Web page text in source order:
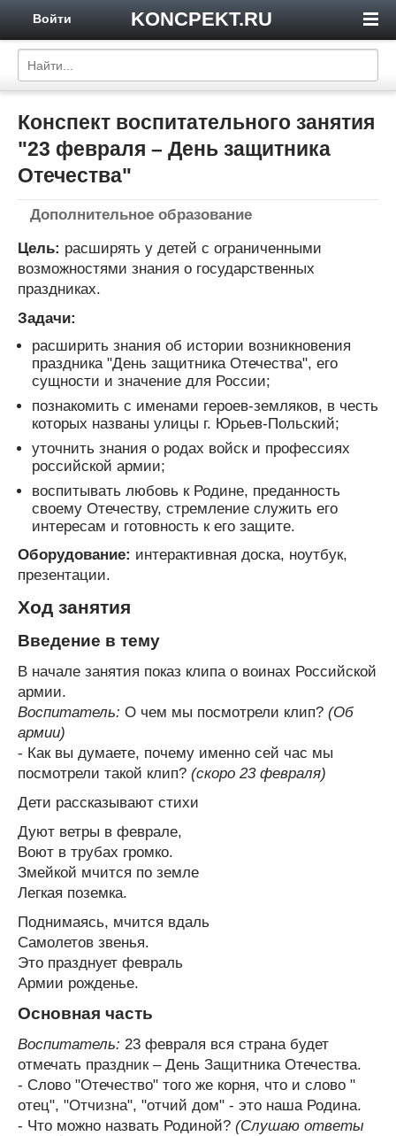
KONCPEKT.RU
Войти
Конспект воспитательного занятия
"23 февраля – День защитника
Отечества"
Дополнительное образование
Цель: расширять у детей с ограниченными
возможностями знания о государственных
праздниках.
Задачи:
расширить знания об истории возникновения
праздника "День защитника Отечества", его
сущности и значение для России;
познакомить с именами героев-земляков, в честь
которых названы улицы г. Юрьев-Польский;
уточнить знания о родах войск и профессиях
российской армии;
воспитывать любовь к Родине, преданность
своему Отечеству, стремление служить его
интересам и готовность к его защите.
Оборудование: интерактивная доска, ноутбук,
презентации.
Ход занятия
Введение в тему
В начале занятия показ клипа о воинах Российской
армии.
Воспитатель: О чем мы посмотрели клип? (Об
армии)
- Как вы думаете, почему именно сей час мы
посмотрели такой клип? (скоро 23 февраля)
Дети рассказывают стихи
Дуют ветры в феврале,
Воют в трубах громко.
Змейкой мчится по земле
Легкая поземка.
Поднимаясь, мчится вдаль
Самолетов звенья.
Это празднует февраль
Армии рожденье.
Основная часть
Воспитатель: 23 февраля вся страна будет
отмечать праздник – День Защитника Отечества.
- Слово "Отечество" того же корня, что и слово "
отец", "Отчизна", "отчий дом" - это наша Родина.
- Что можно назвать Родиной? (Слушаю ответы